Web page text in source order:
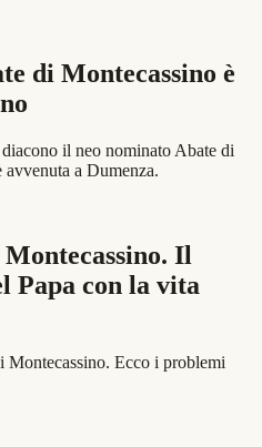
di Montecassino è
il neo nominato Abate di
a Dumenza.
Il
Papa con la vita
Ecco i problemi